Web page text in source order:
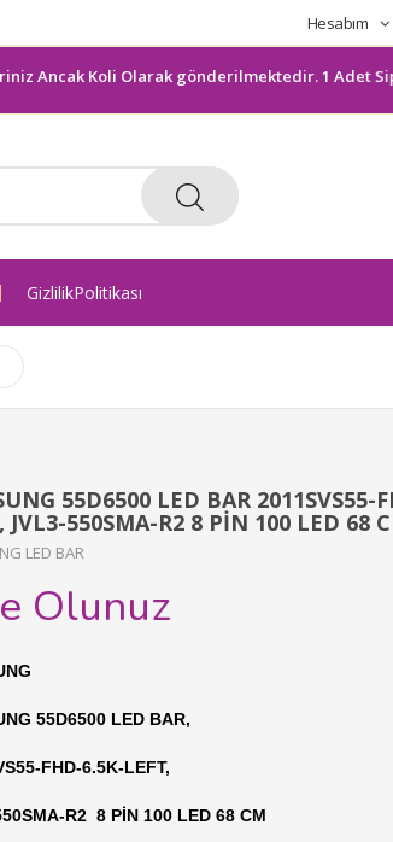
Hesabım
Koli Olarak gönderilmektedir. 1 Adet
Gizlilik Politikası
55D6500 LED BAR 2011SVS55-
JVL3-550SMA-R2 8 PİN 100 LED 68
LED BAR
Olunuz
55D6500 LED BAR,
FHD-6.5K-LEFT,
R2 8 PİN 100 LED 68 CM